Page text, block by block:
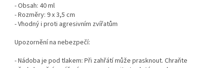
- Obsah: 40 ml
- Rozměry: 9 x 3,5 cm
- Vhodný i proti agresivním zvířatům
Upozornění na nebezpečí:
- Nádoba je pod tlakem: Při zahřátí může prasknout. Chraňte